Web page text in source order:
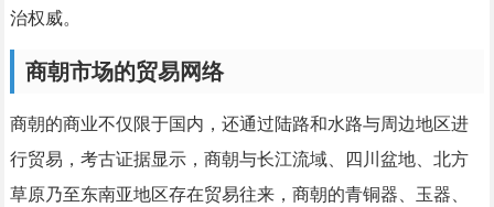
治权威。
商朝市场的贸易网络
商朝的商业不仅限于国内，还通过陆路和水路与周边地区进
行贸易，考古证据显示，商朝与长江流域、四川盆地、北方
草原乃至东南亚地区存在贸易往来，商朝的青铜器、玉器、